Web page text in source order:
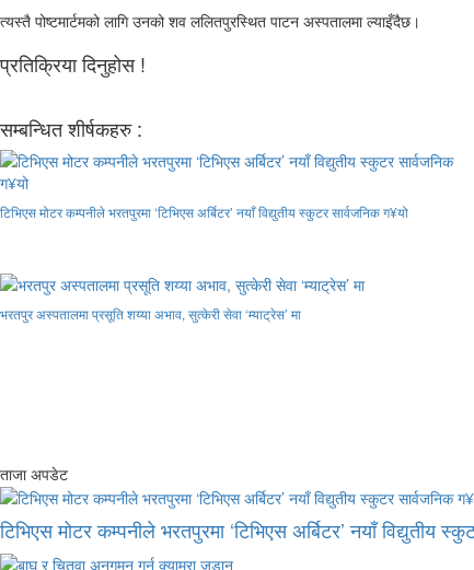
त्यस्तै पोष्टमार्टमको लागि उनको शव ललितपुरस्थित पाटन अस्पतालमा ल्याइँदैछ।
प्रतिक्रिया दिनुहोस !
सम्बन्धित शीर्षकहरु :
टिभिएस मोटर कम्पनीले भरतपुरमा ‘टिभिएस अर्बिटर’ नयाँ विद्युतीय स्कुटर सार्वजनिक ग¥यो
भरतपुर अस्पतालमा प्रसूति शय्या अभाव, सुत्केरी सेवा ‘म्याट्रेस’ मा
ताजा अपडेट
टिभिएस मोटर कम्पनीले भरतपुरमा ‘टिभिएस अर्बिटर’ नयाँ विद्युतीय